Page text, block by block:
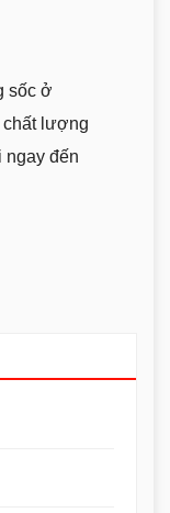
sốc ở
chất lượng
ngay đến